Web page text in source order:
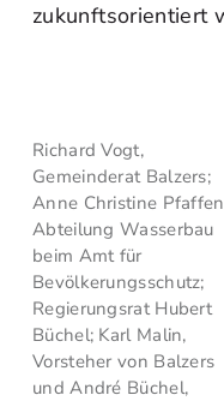
zukunftsorientiert
Richard Vogt,
Gemeinderat Balzers;
Anne Christine
Abteilung Wasserbau
beim Amt für
Bevölkerungsschutz;
Regierungsrat Hubert
Büchel; Karl Malin,
Vorsteher von Balzers
und André Büchel,